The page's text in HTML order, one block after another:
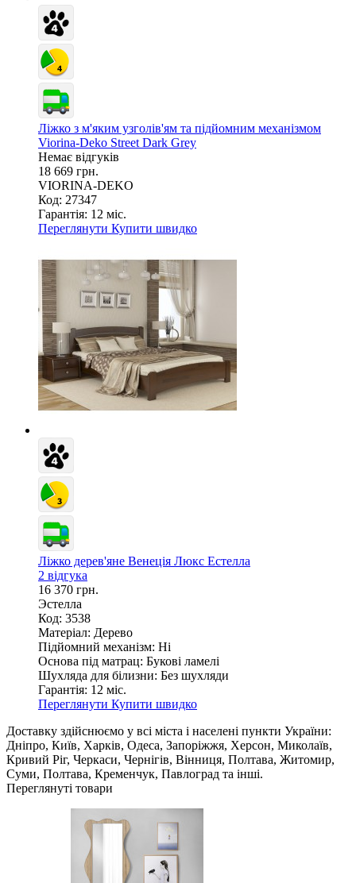
Ліжко з м'яким узголів'ям та підйомним механізмом
Viorina-Deko Street Dark Grey
Немає відгуків
18 669 грн.
VIORINA-DEKO
Код: 27347
Гарантія: 12 міс.
Переглянути Купити швидко
Ліжко дерев'яне Венеція Люкс Естелла
2 відгука
16 370 грн.
Эстелла
Код: 3538
Матеріал: Дерево
Підйомний механізм: Ні
Основа під матрац: Букові ламелі
Шухляда для білизни: Без шухляди
Гарантія: 12 міс.
Переглянути Купити швидко
Доставку здійснюємо у всі міста і населені пункти України:
Дніпро, Київ, Харків, Одеса, Запоріжжя, Херсон, Миколаїв,
Кривий Ріг, Черкаси, Чернігів, Вінниця, Полтава, Житомир,
Суми, Полтава, Кременчук, Павлоград та інші.
Переглянуті товари